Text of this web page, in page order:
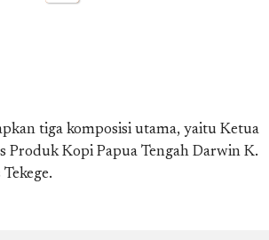
tiga komposisi utama, yaitu Ketua
Produk Kopi Papua Tengah Darwin K.